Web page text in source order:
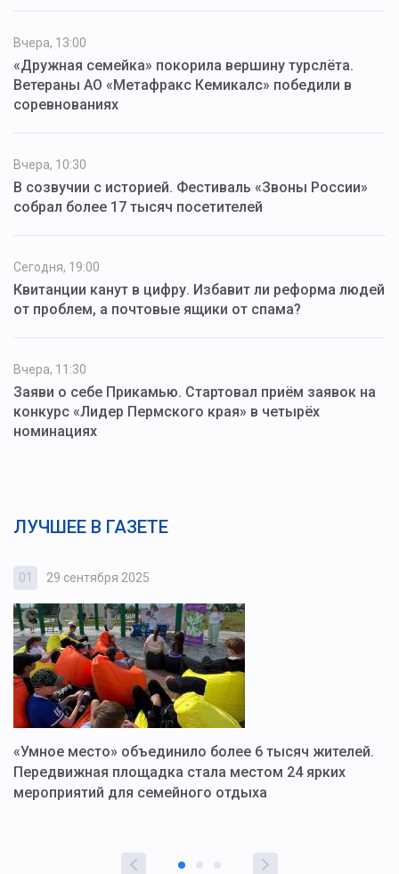
Вчера, 13:00
«Дружная семейка» покорила вершину турслёта.
Ветераны АО «Метафракс Кемикалс» победили в
соревнованиях
Вчера, 10:30
В созвучии с историей. Фестиваль «Звоны России»
собрал более 17 тысяч посетителей
Сегодня, 19:00
Квитанции канут в цифру. Избавит ли реформа людей
от проблем, а почтовые ящики от спама?
Вчера, 11:30
Заяви о себе Прикамью. Стартовал приём заявок на
конкурс «Лидер Пермского края» в четырёх
номинациях
ЛУЧШЕЕ В ГАЗЕТЕ
01 29 сентября 2025
«Умное место» объединило более 6 тысяч жителей.
Передвижная площадка стала местом 24 ярких
мероприятий для семейного отдыха